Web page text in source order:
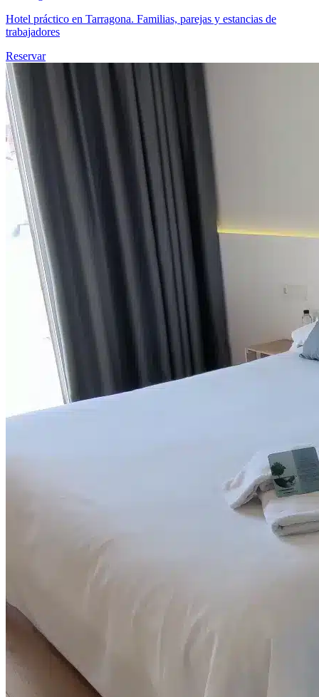
Hotel práctico en Tarragona. Familias, parejas y estancias de
trabajadores
Reservar